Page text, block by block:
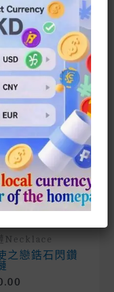
Necklace
之戀鋯石閃鑽